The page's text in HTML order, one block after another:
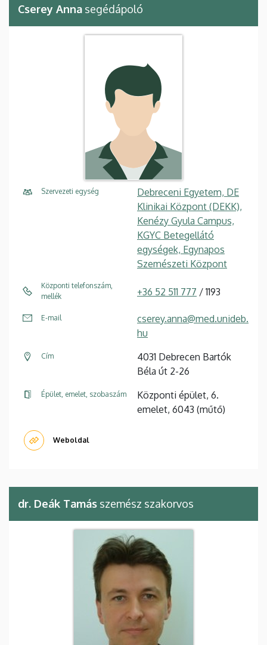
Cserey Anna segédápoló
Szervezeti egység
Debreceni Egyetem, DE
Klinikai Központ (DEKK),
Kenézy Gyula Campus,
KGYC Betegellátó
egységek, Egynapos
Szemészeti Központ
Központi telefonszám,
mellék
+36 52 511 777 / 1193
E-mail
cserey.anna@med.unideb.
hu
Cím
4031 Debrecen Bartók
Béla út 2-26
Épület, emelet, szobaszám
Központi épület, 6.
emelet, 6043 (műtő)
Weboldal
dr. Deák Tamás szemész szakorvos